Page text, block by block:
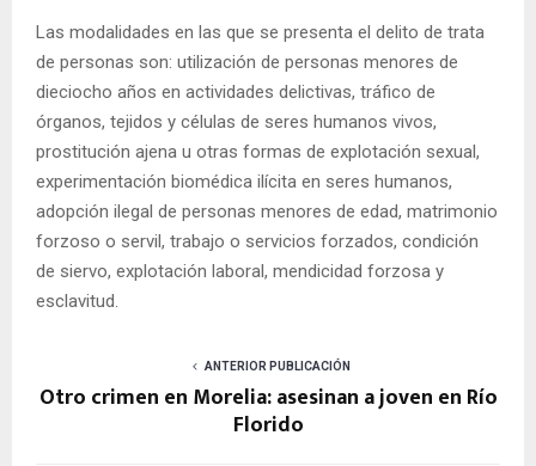
Las modalidades en las que se presenta el delito de trata
de personas son: utilización de personas menores de
dieciocho años en actividades delictivas, tráfico de
órganos, tejidos y células de seres humanos vivos,
prostitución ajena u otras formas de explotación sexual,
experimentación biomédica ilícita en seres humanos,
adopción ilegal de personas menores de edad, matrimonio
forzoso o servil, trabajo o servicios forzados, condición
de siervo, explotación laboral, mendicidad forzosa y
esclavitud.
ANTERIOR PUBLICACIÓN
Otro crimen en Morelia: asesinan a joven en Río
Florido